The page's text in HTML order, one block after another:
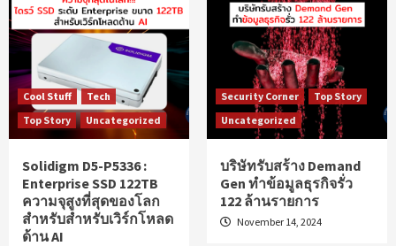
Cool Stuff
Tech
Top Story
Uncategorized
Solidigm D5-P5336 :
Enterprise SSD 122TB
ความจุสูงที่สุดของโลก
สำหรับสำหรับเวิร์กโหลด
ด้าน AI
Security Corner
Top Story
Uncategorized
บริษัทรับสร้าง Demand
Gen ทำข้อมูลธุรกิจรั่ว
122 ล้านรายการ
November 14, 2024